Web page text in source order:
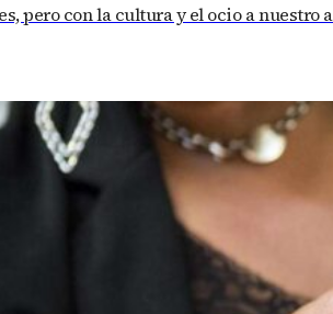
pero con la cultura y el ocio a